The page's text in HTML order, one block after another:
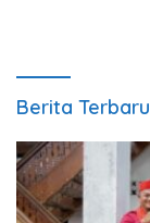
Berita Terbaru